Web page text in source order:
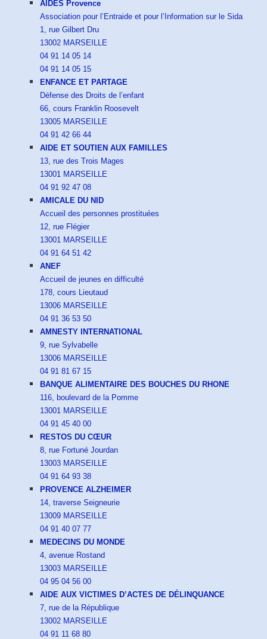
AIDES Provence
Association pour l’Entraide et pour l’Information sur le Sida
1, rue Gilbert Dru
13002 MARSEILLE
04 91 14 05 14
04 91 14 05 15
ENFANCE ET PARTAGE
Défense des Droits de l’enfant
66, cours Franklin Roosevelt
13005 MARSEILLE
04 91 42 66 44
AIDE ET SOUTIEN AUX FAMILLES
13, rue des Trois Mages
13001 MARSEILLE
04 91 92 47 08
AMICALE DU NID
Accueil des personnes prostituées
12, rue Flégier
13001 MARSEILLE
04 91 64 51 42
ANEF
Accueil de jeunes en difficulté
178, cours Lieutaud
13006 MARSEILLE
04 91 36 53 50
AMNESTY INTERNATIONAL
9, rue Sylvabelle
13006 MARSEILLE
04 91 81 67 15
BANQUE ALIMENTAIRE DES BOUCHES DU RHONE
116, boulevard de la Pomme
13001 MARSEILLE
04 91 45 40 00
RESTOS DU CŒUR
8, rue Fortuné Jourdan
13003 MARSEILLE
04 91 64 93 38
PROVENCE ALZHEIMER
14, traverse Seigneurie
13009 MARSEILLE
04 91 40 07 77
MEDECINS DU MONDE
4, avenue Rostand
13003 MARSEILLE
04 95 04 56 00
AIDE AUX VICTIMES D’ACTES DE DÉLINQUANCE
7, rue de la République
13002 MARSEILLE
04 91 11 68 80